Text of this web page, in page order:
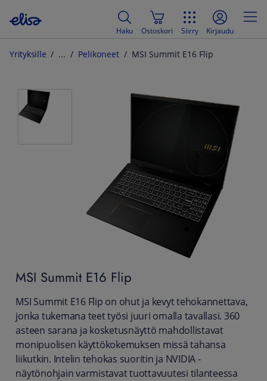
Haku Ostoskori Siirry Kirjaudu
Yrityksille Pelikoneet MSI Summit E16 Flip
MSI Summit E16 Flip
MSI Summit E16 Flip on ohut ja kevyt tehokannettava,
jonka tukemana teet työsi juuri omalla tavallasi. 360
asteen sarana ja kosketusnäyttö mahdollistavat
monipuolisen käyttökokemuksen missä tahansa
liikutkin. Intelin tehokas suoritin ja NVIDIA -
näytönohjain varmistavat tuottavuutesi tilanteessa